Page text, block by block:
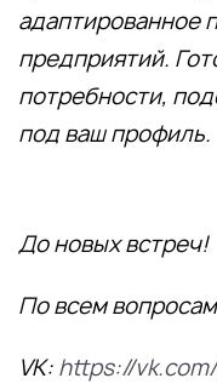
адаптированное
предприятий.
потребности,
под ваш профиль.
До новых встреч!
По всем
VK: https://